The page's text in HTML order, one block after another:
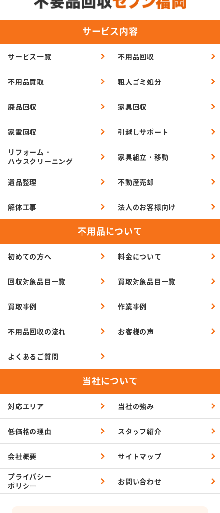
サービス内容
サービス一覧 不用品回収
不用品買取 粗大ゴミ処分
廃品回収 家具回収
家電回収 引越しサポート
リフォーム・
ハウスクリーニング
家具組立・移動
遺品整理 不動産売却
解体工事 法人のお客様向け
不用品について
初めての方へ 料金について
回収対象品目一覧 買取対象品目一覧
買取事例 作業事例
不用品回収の流れ お客様の声
よくあるご質問
当社について
対応エリア 当社の強み
低価格の理由 スタッフ紹介
会社概要 サイトマップ
プライバシー
ポリシー
お問い合わせ